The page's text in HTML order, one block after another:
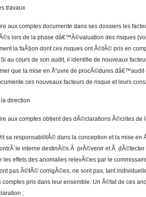
travaux
aux comptes documente dans ses dossiers les
lors de la phase dâ€™Ã©valuation des risques
la faÃ§on dont ces risques ont Ã©tÃ© pris en
au cours de son audit, il identifie de nouveaux
que la mise en Å“uvre de procÃ©dures
ces nouveaux facteurs de risque et leurs
direction
aux comptes obtient des dÃ©clarations Ã©crites de
sa responsabilitÃ© dans la conception et la mise en
interne destinÃ©s Ã prÃ©venir et Ã dÃ©tecter
les effets des anomalies relevÃ©es par le
pas Ã©tÃ© corrigÃ©es, ne sont pas, tant
comptes pris dans leur ensemble. Un Ã©tat de ces
;